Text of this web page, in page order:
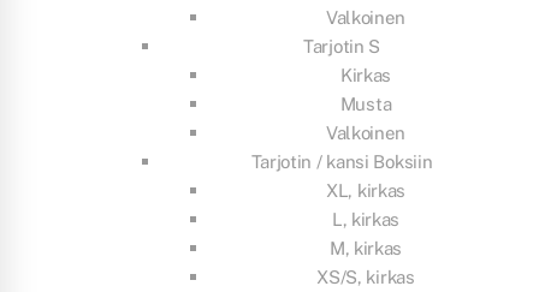
Valkoinen
Tarjotin S
Kirkas
Musta
Valkoinen
Tarjotin / kansi Boksiin
XL, kirkas
L, kirkas
M, kirkas
XS/S, kirkas